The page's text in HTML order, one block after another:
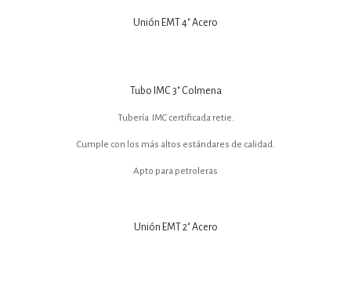
Unión EMT 4″ Acero
Tubo IMC 3″ Colmena
Tubería IMC certificada retie.
Cumple con los más altos estándares de calidad.
Apto para petroleras
Unión EMT 2″ Acero